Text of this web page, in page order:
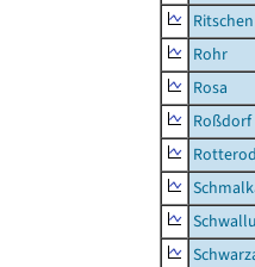
Rohr
Rosa
Roßdorf